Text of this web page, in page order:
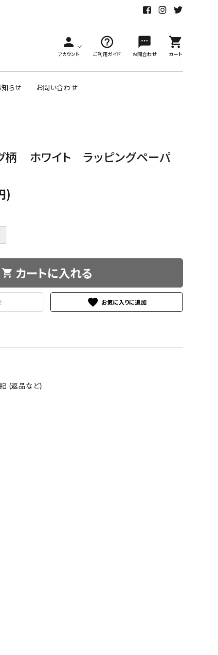
person
アカウント
help_outline
ご利用ガイド
sms
お問合わせ
shopping_cart
カート
受注生産
装紙
ン・紐
知らせ お問い合わせ
柄 ホワイト ラッピングペーパ
)
shopping_cart カートに入れる
favorite
(返品など)